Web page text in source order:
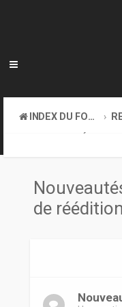
INDEX DU FORUM
de réédition